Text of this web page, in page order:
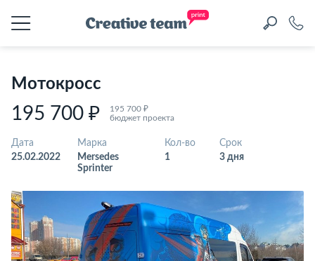
Мотокросс
195 700 ₽
195 700 ₽
бюджет проекта
Дата
25.02.2022
Марка
Mersedes
Sprinter
Кол-во
1
Срок
3 дня